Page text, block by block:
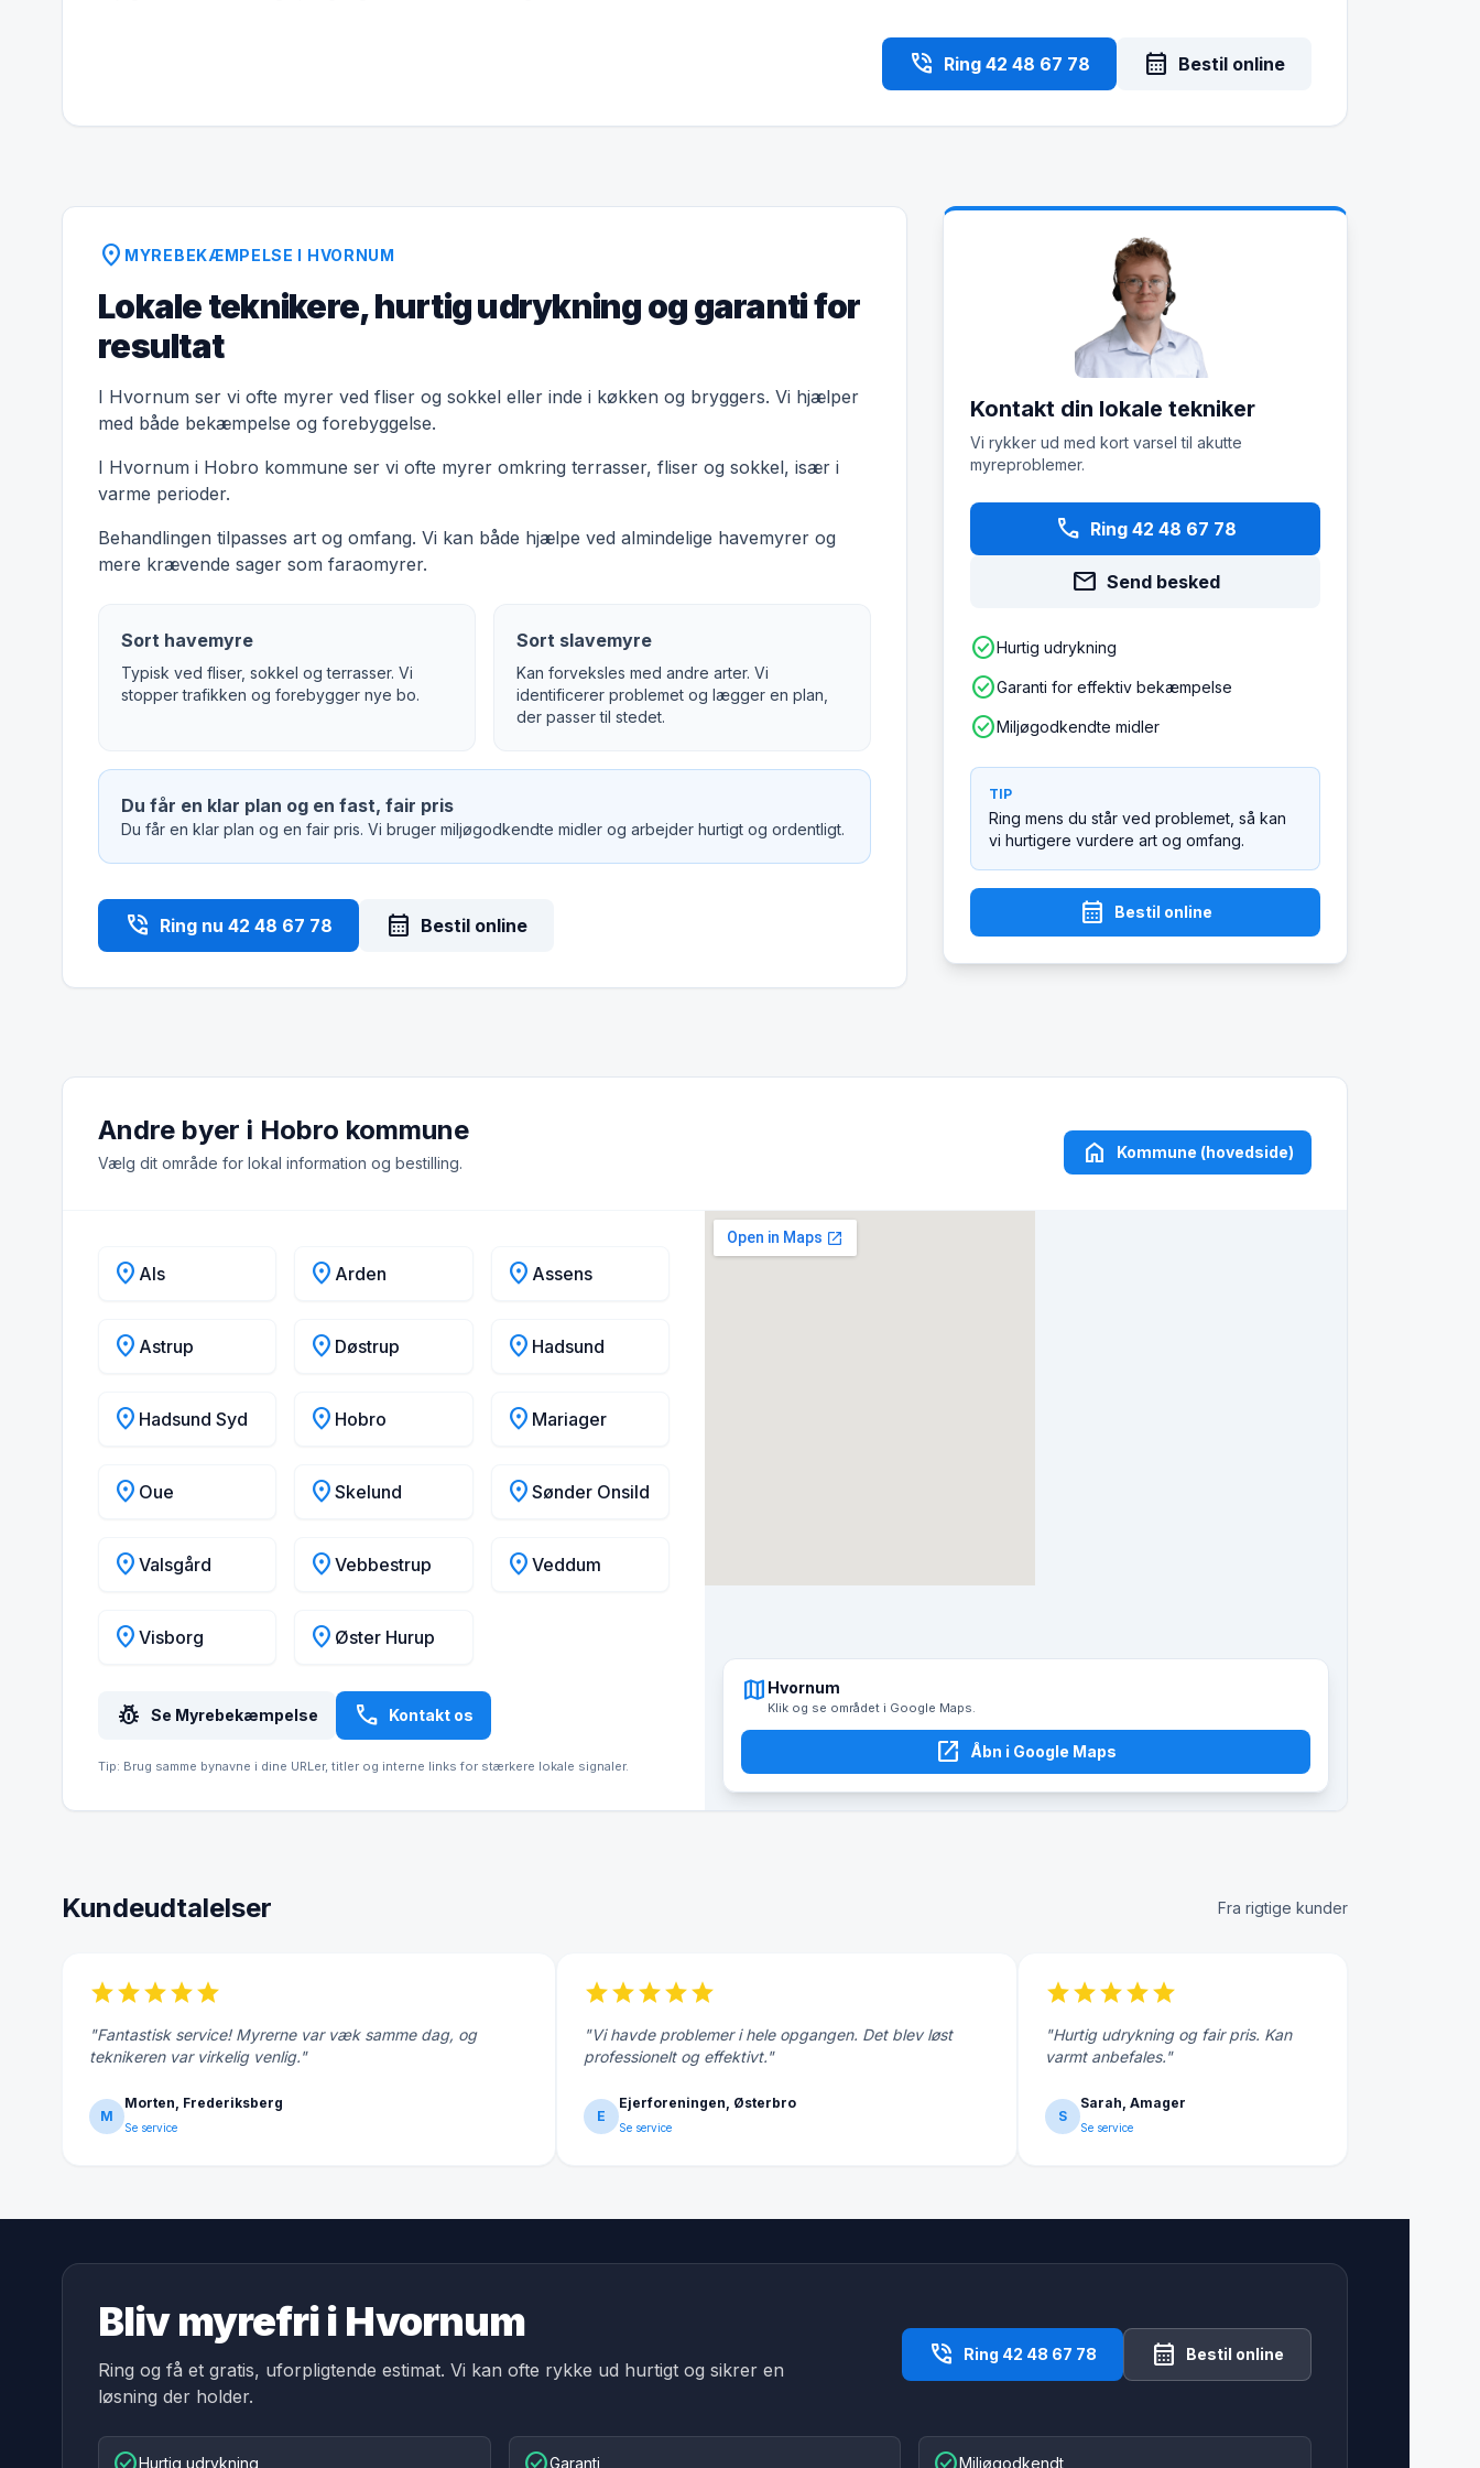
phone_in_talk Ring 42 48 67 78 calendar_month Bestil online
location_on MYREBEKÆMPELSE I HVORNUM
Lokale teknikere, hurtig udrykning og garanti for
resultat
I Hvornum ser vi ofte myrer ved fliser og sokkel eller inde i køkken og bryggers. Vi hjælper
med både bekæmpelse og forebyggelse.
I Hvornum i Hobro kommune ser vi ofte myrer omkring terrasser, fliser og sokkel, især i
varme perioder.
Behandlingen tilpasses art og omfang. Vi kan både hjælpe ved almindelige havemyrer og
mere krævende sager som faraomyrer.
Sort havemyre
Typisk ved fliser, sokkel og terrasser. Vi
stopper trafikken og forebygger nye bo.
Sort slavemyre
Kan forveksles med andre arter. Vi
identificerer problemet og lægger en plan,
der passer til stedet.
Du får en klar plan og en fast, fair pris
Du får en klar plan og en fair pris. Vi bruger miljøgodkendte midler og arbejder hurtigt og ordentligt.
phone_in_talk Ring nu 42 48 67 78 calendar_month Bestil online
Kontakt din lokale tekniker
Vi rykker ud med kort varsel til akutte
myreproblemer.
phone Ring 42 48 67 78
mail Send besked
check_circleHurtig udrykning
check_circleGaranti for effektiv bekæmpelse
check_circleMiljøgodkendte midler
TIP
Ring mens du står ved problemet, så kan
vi hurtigere vurdere art og omfang.
calendar_month Bestil online
Andre byer i Hobro kommune
Vælg dit område for lokal information og bestilling. home Kommune (hovedside)
location_on Als location_on Arden location_on Assens
location_on Astrup location_on Døstrup location_on Hadsund
location_on Hadsund Syd location_on Hobro location_on Mariager
location_on Oue location_onSkelund location_on Sønder Onsild
location_on Valsgård location_onVebbestrup location_on Veddum
location_on Visborg location_on Øster Hurup
pest_control Se Myrebekæmpelse call Kontakt os
Tip: Brug samme bynavne i dine URLer, titler og interne links for stærkere lokale signaler.
map Hvornum
Klik og se området i Google Maps.
open_in_new Åbn i Google Maps
Kundeudtalelser Fra rigtige kunder
starstarstarstarstar
"Fantastisk service! Myrerne var væk samme dag, og
teknikeren var virkelig venlig."
M
Morten, Frederiksberg
Se service
starstarstarstarstar
"Vi havde problemer i hele opgangen. Det blev løst
professionelt og effektivt."
E
Ejerforeningen, Østerbro
Se service
starstarstarstarstar
"Hurtig udrykning og fair pris. Kan
varmt anbefales."
S
Sarah, Amager
Se service
Bliv myrefri i Hvornum
Ring og få et gratis, uforpligtende estimat. Vi kan ofte rykke ud hurtigt og sikrer en
løsning der holder.
phone_in_talk Ring 42 48 67 78 calendar_month Bestil online
Hurtig udrykning Garanti Miljøgodkendt